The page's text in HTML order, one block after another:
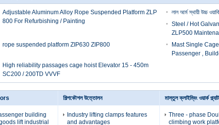
Adjustable Aluminum Alloy Rope Suspended Platform ZLP
800 For Refurbishing / Painting
লাল আর্ম স্থায়ী উচ্চ
Steel / Hot
ZLP500
rope suspended platform ZIP630 ZIP800
Mast Single
Passenger ,
High reliability passages cage hoist Elevator 15 - 450m
SC200 / 200TD VVVF
building
lift industrial
শিল্পকৌশল উত্তোলন
Industry lifting clamps features
and advantages
মাস্তুল ক্লাইম্বিং ওয়ার্ক
Three - phase
climbing work